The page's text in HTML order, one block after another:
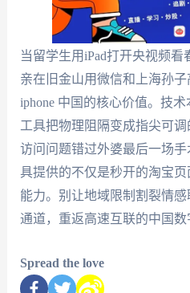
当留学生用iPad打开央视频
亲在旧金山用微信和上海孙
iphone 中国的核心价值。技
工具把物理阻隔变成指尖可
访问问题错过外婆最后一场
具提供的不仅是秒开的淘宝
能力。别让地域限制割裂情
通道，重返高速互联的中国数
Spread the love